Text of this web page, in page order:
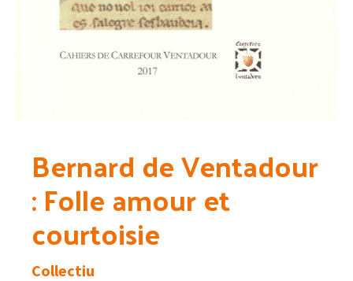
Bernard de Ventadour
: Folle amour et
courtoisie
Collectiu